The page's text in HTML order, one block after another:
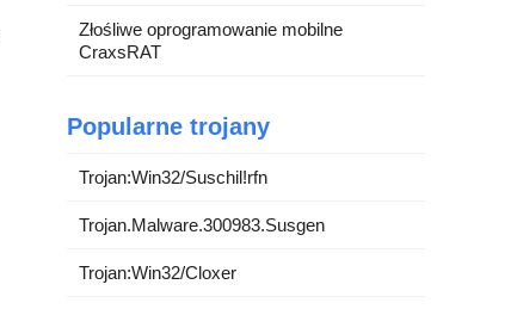
Złośliwe oprogramowanie mobilne
CraxsRAT
Popularne trojany
Trojan:Win32/Suschil!rfn
Trojan.Malware.300983.Susgen
Trojan:Win32/Cloxer